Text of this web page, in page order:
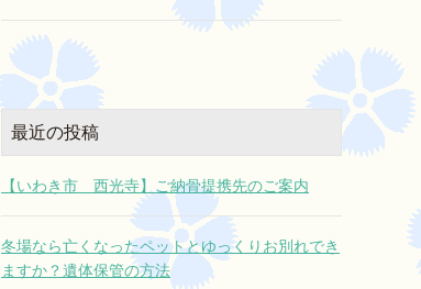
最近の投稿
【いわき市 西光寺】ご納骨提携先のご案内
冬場なら亡くなったペットとゆっくりお別れでき
ますか？遺体保管の方法